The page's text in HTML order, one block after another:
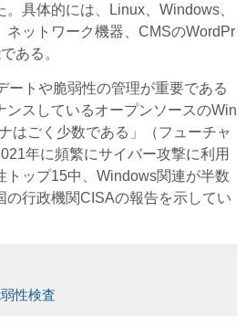
具体的には、Linux、Windows、
ネットワーク機器、CMSのWordPr
ある。
トや脆弱性の管理が重要である
ンスしているオープンソースのWin
はごく少数である」（フューチャ
年に頻繁にサイバー攻撃に利用
トップ15中、Windows関連が半数
の行政機関CISAの報告を示してい
性検査